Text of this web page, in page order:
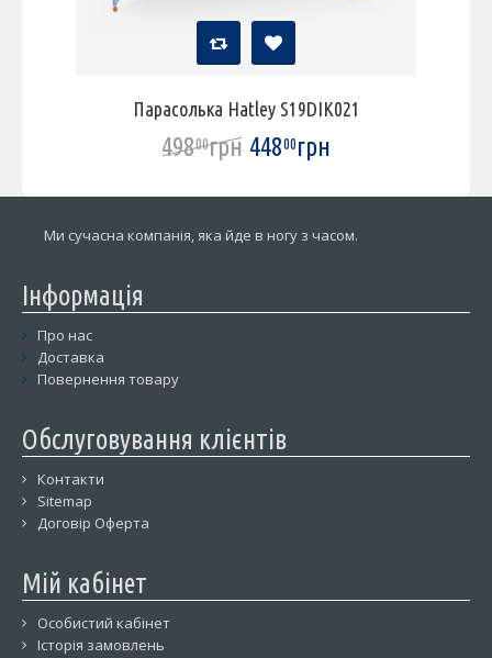
Парасолька Hatley S19DIK021
49800грн 44800грн
Ми сучасна компанія, яка йде в ногу з часом.
Інформація
Про нас
Доставка
Повернення товару
Обслуговування клієнтів
Контакти
Sitemap
Договір Оферта
Мій кабінет
Особистий кабінет
Історія замовлень